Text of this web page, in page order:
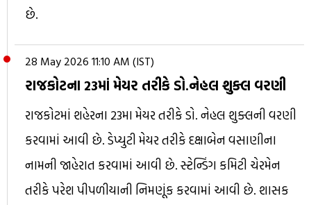
છે.
28 May 2026 11:10 AM (IST)
રાજકોટના 23માં મેયર તરીકે ડો.નેહલ શુક્લ વરણી
રાજકોટમાં શહેરના 23મા મેયર તરીકે ડો. નેહલ શુક્લની વરણી
કરવામાં આવી છે. ડેપ્યુટી મેયર તરીકે દક્ષાબેન વસાણીના
નામની જાહેરાત કરવામાં આવી છે. સ્ટેન્ડિંગ કમિટી ચેરમેન
તરીકે પરેશ પીપળીયાની નિમણૂંક કરવામાં આવી છે. શાસક